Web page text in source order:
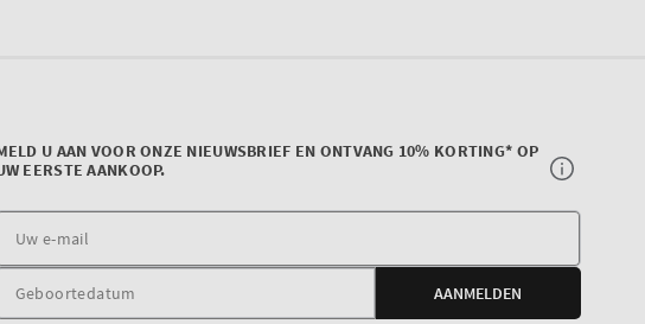
U AAN VOOR ONZE NIEUWSBRIEF EN ONTVANG 10% KORTING* OP
EERSTE AANKOOP.
e-
AANMELDEN